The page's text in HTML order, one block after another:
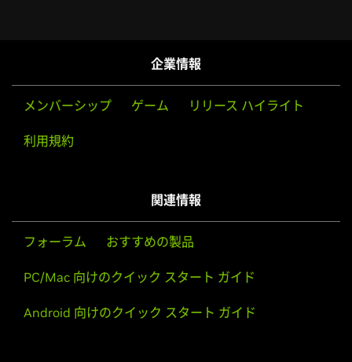
企業情報
メンバーシップ ゲーム リリース ハイライト
利用規約
関連情報
フォーラム おすすめの製品
PC/Mac 向けのクイック スタート ガイド
Android 向けのクイック スタート ガイド